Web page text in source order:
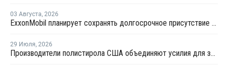
03 Августа, 2026
ExxonMobil планирует сохранять долгосрочное присутствие в Казахстане
29 Июля, 2026
Производители полистирола США объединяют усилия для защиты рынка от экологических ограничений